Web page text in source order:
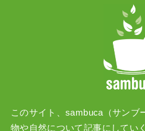
このサイト、sambuca（サンブ
物や自然について記事にしてい